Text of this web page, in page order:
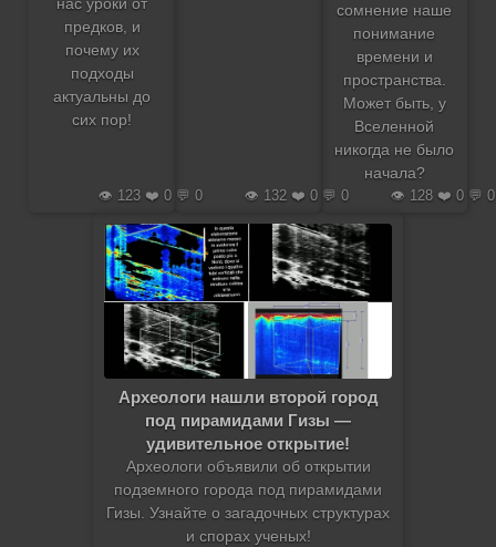
нас уроки от
предков, и
почему их
подходы
актуальны до
сих пор!
👁️ 123 ❤️ 0 💬 0 👁️ 132 ❤️ 0 💬 0
сомнение наше
понимание
времени и
пространства.
Может быть, у
Вселенной
никогда не было
начала?
👁️ 128 ❤️ 0 💬 0
Археологи нашли второй город
под пирамидами Гизы —
удивительное открытие!
Археологи объявили об открытии
подземного города под пирамидами
Гизы. Узнайте о загадочных структурах
и спорах ученых!